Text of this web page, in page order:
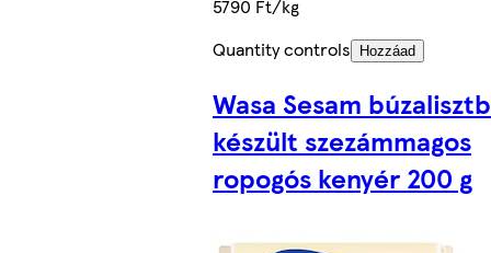
5790 Ft/kg
Quantity controls
Hozzáad
Wasa Sesam
készült szezámmagos
ropogós kenyér 200 g